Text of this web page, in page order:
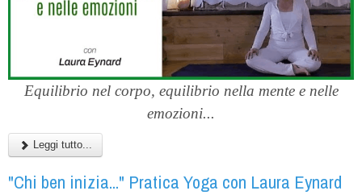
Equilibrio nel corpo, equilibrio nella mente e nelle
emozioni...
Leggi tutto...
"Chi ben inizia..." Pratica Yoga con Laura Eynard